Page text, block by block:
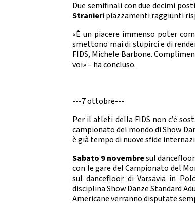
Due semifinali con due decimi
Stranieripiazzamenti raggiunti
«È un piacere immenso poter
smettono mai di stupirci e di
FIDS, Michele Barbone.
voi» – ha concluso.
---7 ottobre---
Per il atleti della FIDS non c’è
campionato del mondo di Show
è già tempo di nuove sfide
Sabato 9 novembresul
con le gare del Campionato del
sul dancefloor di Varsavia in
disciplina Show Danze Standard
Americane verranno disputate